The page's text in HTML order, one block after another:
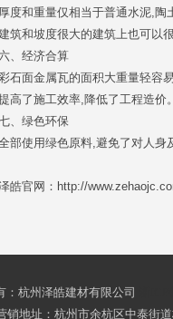
厚度和重量仅相当于普通水泥,
筑和坡度很大的建筑上也可以
六、经济合算
石面金属瓦的面积大重量轻容
高了施工效率,降低了工程造价
、绿色环保
部使用绿色原料,避免了对人身
皓官网：http://
杭州泽皓建材有限公司
销地址：杭州市余杭区中泰街